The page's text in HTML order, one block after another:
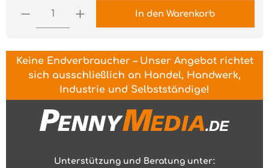
Produkt Anzahl: Gib den gewünschten Wert
In den Warenkorb
Keine Endverbraucher – Unser Angebot richtet
sich ausschließlich an Handel, Handwerk,
Industrie und Selbstständige!
Unterstützung und Beratung unter: